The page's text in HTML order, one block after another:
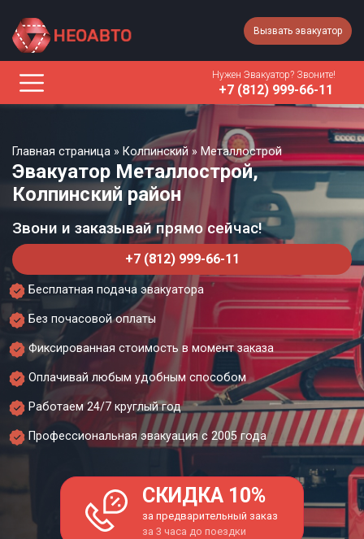
Вызвать эвакуатор
Нужен Эвакуатор? Звоните!
+7 (812) 999-66-11
Главная страница » Колпинский » Металлострой
Эвакуатор Металлострой,
Колпинский район
Звони и заказывай прямо сейчас!
+7 (812) 999-66-11
Бесплатная подача эвакуатора
Без почасовой оплаты
Фиксированная стоимость в момент заказа
Оплачивай любым удобным способом
Работаем 24/7 круглый год
Профессиональная эвакуация с 2005 года
СКИДКА 10%
за предварительный заказ
за 3 часа до поездки